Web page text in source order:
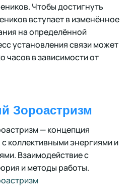
Чтобы достигнуть
вступает в изменённое
на определённой
установления связи может
часов в зависимости от
Зороастризм
— концепция
коллективными энергиями и
Взаимодействие с
и методы работы.